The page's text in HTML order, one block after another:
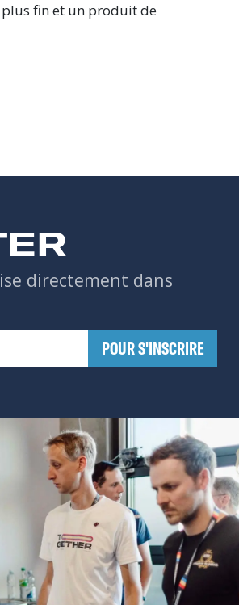
plus fin et un produit de
directement dans
​POUR S'INSCRIRE